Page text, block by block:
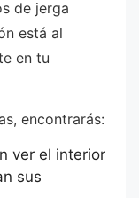
de jerga
está al
en tu
encontrarás:
ver el interior
sus